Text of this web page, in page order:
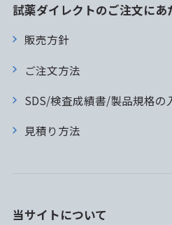
試薬ダイレクトのご注文にあ
販売方針
ご注文方法
SDS/検査成績書/製品規格の
見積り方法
当サイトについて